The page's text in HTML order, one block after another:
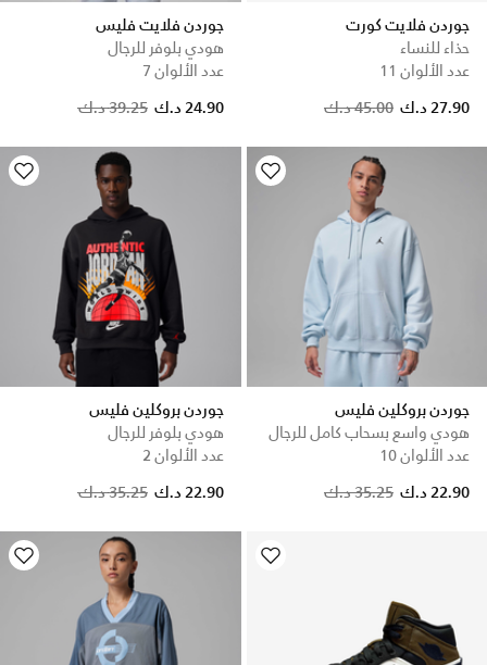
جوردن فلايت كورت
حذاء للنساء
عدد الألوان 11
45.00 د.ك
27.90 د.ك
جوردن فلايت فليس
هودي بلوفر للرجال
عدد الألوان 7
Price reduced from
39.25 د.ك to 24.90 د.ك
جوردن بروكلين فليس
هودي واسع بسحاب كامل للرجال
عدد الألوان 10
35.25 د.ك
22.90 د.ك
جوردن بروكلين فليس
هودي بلوفر للرجال
عدد الألوان 2
Price reduced from
35.25 د.ك to 22.90 د.ك